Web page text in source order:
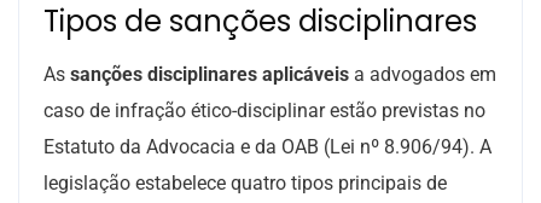
Tipos de sanções disciplinares
As sanções disciplinares aplicáveis a advogados em
caso de infração ético-disciplinar estão previstas no
Estatuto da Advocacia e da OAB (Lei nº 8.906/94). A
legislação estabelece quatro tipos principais de